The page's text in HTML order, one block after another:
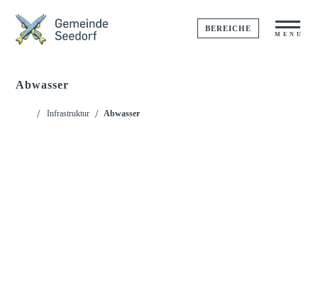
MENU
BEREICHE
Abwasser
Infrastruktur Abwasser